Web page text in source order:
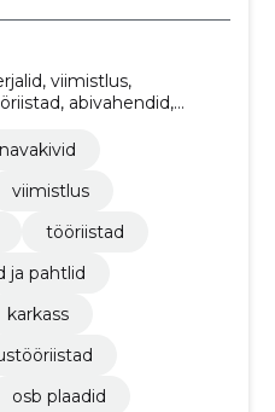
viimistlus,
abivahendid,
viimistlus
tööriistad
ja pahtlid
karkass
osb plaadid